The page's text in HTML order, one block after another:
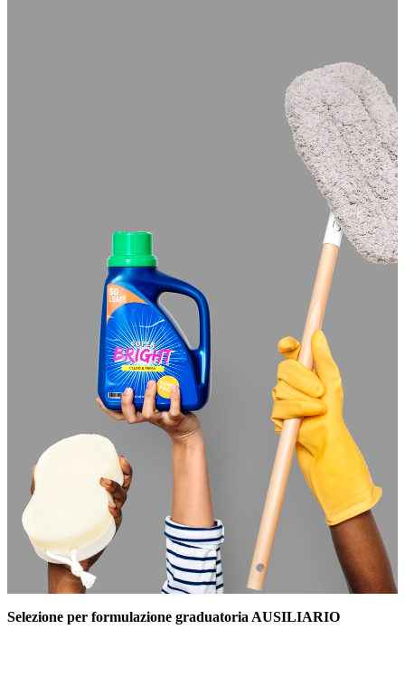
Selezione per formulazione graduatoria AUSILIARIO